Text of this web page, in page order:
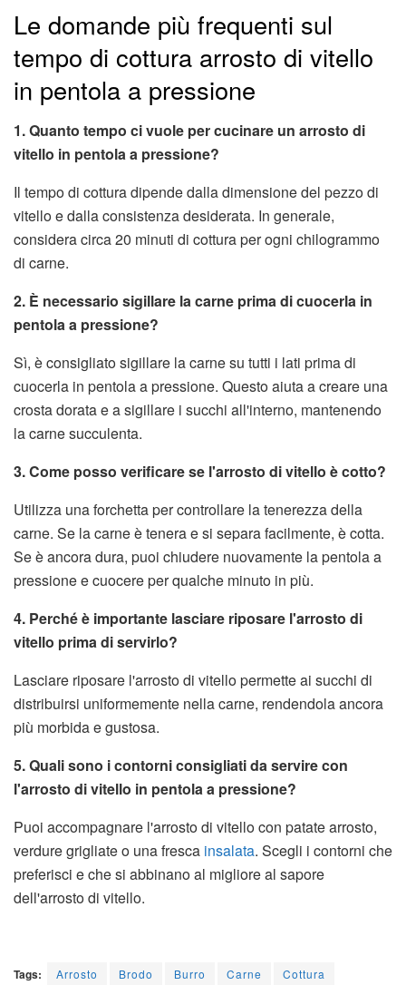
Le domande più frequenti sul
tempo di cottura arrosto di vitello
in pentola a pressione
1. Quanto tempo ci vuole per cucinare un arrosto di
vitello in pentola a pressione?
Il tempo di cottura dipende dalla dimensione del pezzo di
vitello e dalla consistenza desiderata. In generale,
considera circa 20 minuti di cottura per ogni chilogrammo
di carne.
2. È necessario sigillare la carne prima di cuocerla in
pentola a pressione?
Sì, è consigliato sigillare la carne su tutti i lati prima di
cuocerla in pentola a pressione. Questo aiuta a creare una
crosta dorata e a sigillare i succhi all'interno, mantenendo
la carne succulenta.
3. Come posso verificare se l'arrosto di vitello è cotto?
Utilizza una forchetta per controllare la tenerezza della
carne. Se la carne è tenera e si separa facilmente, è cotta.
Se è ancora dura, puoi chiudere nuovamente la pentola a
pressione e cuocere per qualche minuto in più.
4. Perché è importante lasciare riposare l'arrosto di
vitello prima di servirlo?
Lasciare riposare l'arrosto di vitello permette ai succhi di
distribuirsi uniformemente nella carne, rendendola ancora
più morbida e gustosa.
5. Quali sono i contorni consigliati da servire con
l'arrosto di vitello in pentola a pressione?
Puoi accompagnare l'arrosto di vitello con patate arrosto,
verdure grigliate o una fresca insalata. Scegli i contorni che
preferisci e che si abbinano al migliore al sapore
dell'arrosto di vitello.
Tags: Arrosto Brodo Burro Carne
Cottura